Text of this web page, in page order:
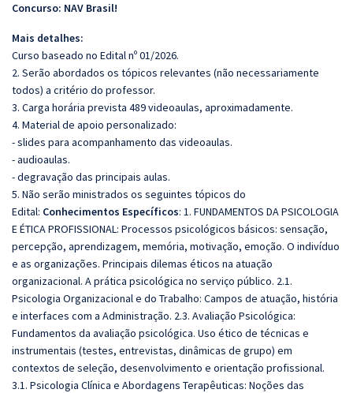
Concurso: NAV Brasil!
Mais detalhes:
Curso baseado no Edital nº 01/2026.
2. Serão abordados os tópicos relevantes (não necessariamente
todos) a critério do professor.
3. Carga horária prevista 489 videoaulas, aproximadamente.
4. Material de apoio personalizado:
- slides para acompanhamento das videoaulas.
- audioaulas.
- degravação das principais aulas.
5. Não serão ministrados os seguintes tópicos do
Edital: Conhecimentos Específicos: 1. FUNDAMENTOS DA PSICOLOGIA
E ÉTICA PROFISSIONAL: Processos psicológicos básicos: sensação,
percepção, aprendizagem, memória, motivação, emoção. O indivíduo
e as organizações. Principais dilemas éticos na atuação
organizacional. A prática psicológica no serviço público. 2.1.
Psicologia Organizacional e do Trabalho: Campos de atuação, história
e interfaces com a Administração. 2.3. Avaliação Psicológica:
Fundamentos da avaliação psicológica. Uso ético de técnicas e
instrumentais (testes, entrevistas, dinâmicas de grupo) em
contextos de seleção, desenvolvimento e orientação profissional.
3.1. Psicologia Clínica e Abordagens Terapêuticas: Noções das